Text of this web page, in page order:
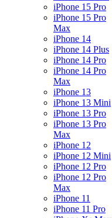
iPhone 15 Pro
iPhone 15 Pro
Max
iPhone 14
iPhone 14 Plus
iPhone 14 Pro
iPhone 14 Pro
Max
iPhone 13
iPhone 13 Mini
iPhone 13 Pro
iPhone 13 Pro
Max
iPhone 12
iPhone 12 Mini
iPhone 12 Pro
iPhone 12 Pro
Max
iPhone 11
iPhone 11 Pro